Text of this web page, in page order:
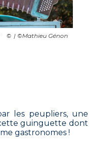
| ©Mathieu Génon
les peupliers, une
guinguette dont
gastronomes !